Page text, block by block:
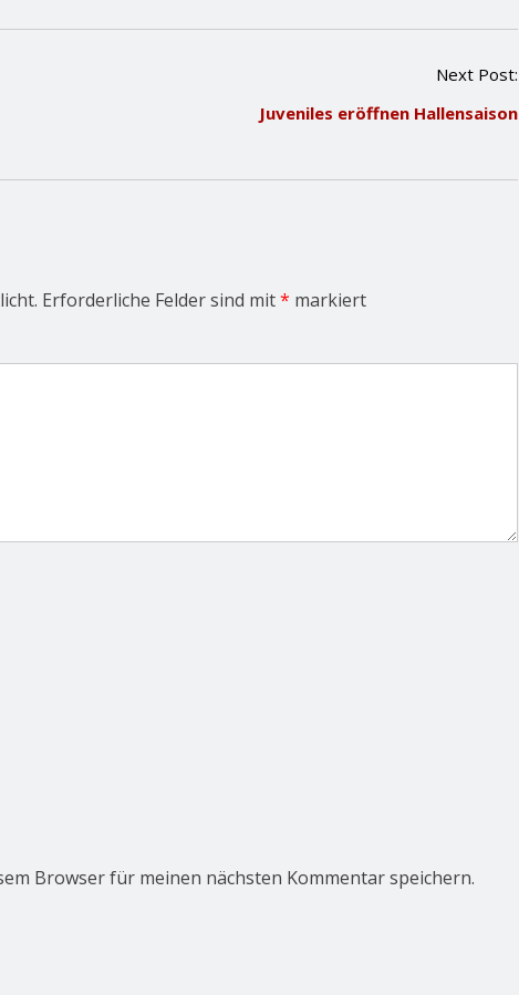
Next Post:
Juveniles eröffnen Hallensaison
Erforderliche Felder sind mit* markiert
Browser für meinen nächsten Kommentar speichern.